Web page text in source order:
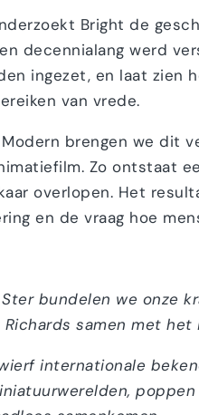
Bright de
decennialang werd
ingezet, en laat zien
van vrede.
brengen we dit
Zo ontstaat
overlopen. Het
en de vraag hoe
Ster bundelen we
Richards samen met
internationale